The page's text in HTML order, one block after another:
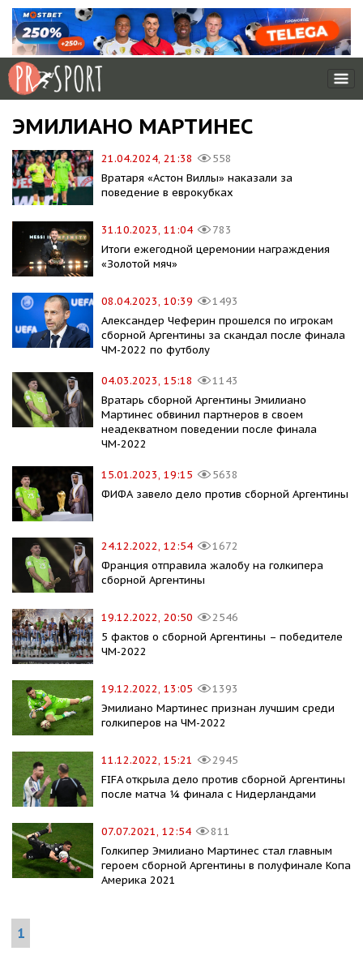
ЭМИЛИАНО МАРТИНЕС
21.04.2024, 21:38
558
Вратаря «Астон Виллы» наказали за
поведение в еврокубках
31.10.2023, 11:04
783
Итоги ежегодной церемонии награждения
«Золотой мяч»
08.04.2023, 10:39
1493
Александер Чеферин прошелся по игрокам
сборной Аргентины за скандал после финала
ЧМ-2022 по футболу
04.03.2023, 15:18
1143
Вратарь сборной Аргентины Эмилиано
Мартинес обвинил партнеров в своем
неадекватном поведении после финала
ЧМ-2022
15.01.2023, 19:15
5638
ФИФА завело дело против сборной Аргентины
24.12.2022, 12:54
1672
Франция отправила жалобу на голкипера
сборной Аргентины
19.12.2022, 20:50
2546
5 фактов о сборной Аргентины – победителе
ЧМ-2022
19.12.2022, 13:05
1393
Эмилиано Мартинес признан лучшим среди
голкиперов на ЧМ-2022
11.12.2022, 15:21
2945
FIFA открыла дело против сборной Аргентины
после матча ¼ финала с Нидерландами
07.07.2021, 12:54
811
Голкипер Эмилиано Мартинес стал главным
героем сборной Аргентины в полуфинале Копа
Америка 2021
1